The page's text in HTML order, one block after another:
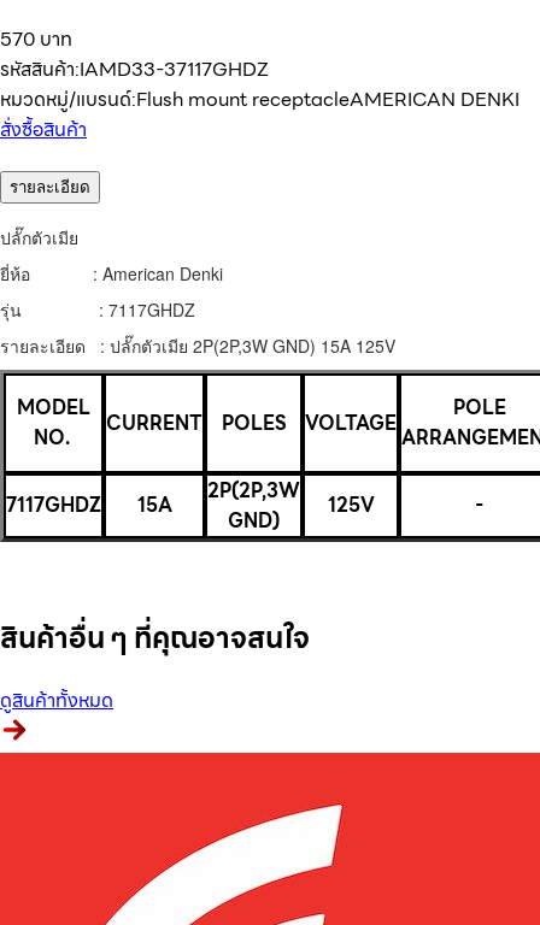
570 บาท
รหัสสินค้า:IAMD33-37117GHDZ
หมวดหมู่/แบรนด์:Flush mount receptacleAMERICAN DENKI
สั่งซื้อสินค้า
รายละเอียด
ปลั๊กตัวเมีย
ยี่ห้อ : American Denki
รุ่น : 7117GHDZ
รายละเอียด : ปลั๊กตัวเมีย 2P(2P,3W GND) 15A 125V
MODEL
NO.
CURRENT POLES VOLTAGE
POLE
7117GHDZ 15A
2P(2P,3W
GND)
125V -
สินค้าอื่น ๆ ที่คุณอาจสนใจ
ดูสินค้าทั้งหมด